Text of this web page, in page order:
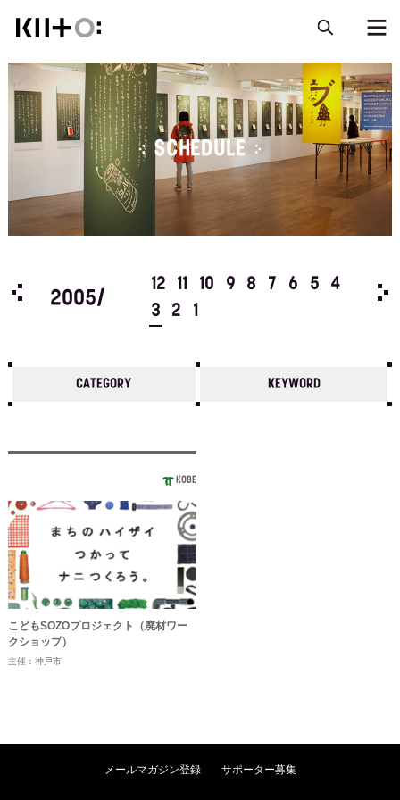
SCHEDULE
4
2005/
12 11 10 9 8 7 6 5
4
3
2 1
CATEGORY KEYWORD
KOBE
こどもSOZOプロジェクト（廃材ワー
クショップ）
主催：神戸市
メールマガジン登録 サポーター募集